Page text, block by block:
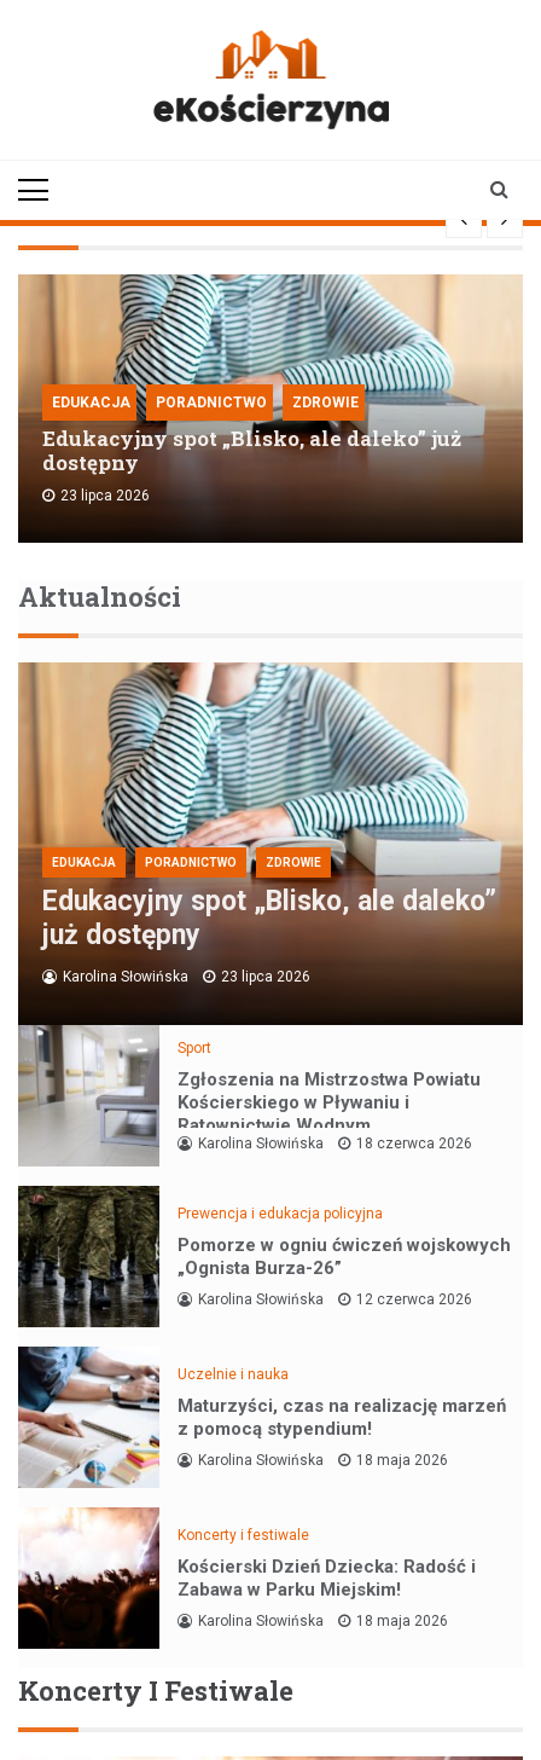
EDUKACJA PORADNICTWO ZDROWIE
Edukacyjny spot „Blisko, ale daleko” już
dostępny
23 lipca 2026
Aktualności
EDUKACJA PORADNICTWO ZDROWIE
Edukacyjny spot „Blisko, ale daleko”
już dostępny
Karolina Słowińska 23 lipca 2026
Sport
Zgłoszenia na Mistrzostwa Powiatu
Kościerskiego w Pływaniu i
Ratownictwie Wodnym
Karolina Słowińska 18 czerwca 2026
Prewencja i edukacja policyjna
Pomorze w ogniu ćwiczeń wojskowych
„Ognista Burza-26”
Karolina Słowińska 12 czerwca 2026
Uczelnie i nauka
Maturzyści, czas na realizację marzeń
z pomocą stypendium!
Karolina Słowińska 18 maja 2026
Koncerty i festiwale
Kościerski Dzień Dziecka: Radość i
Zabawa w Parku Miejskim!
Karolina Słowińska 18 maja 2026
Koncerty I Festiwale